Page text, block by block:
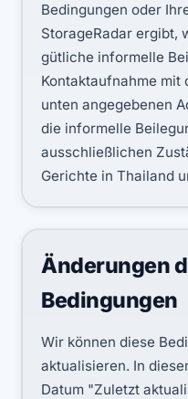
Bedingungen oder
StorageRadar ergibt,
gütliche informelle
Kontaktaufnahme mit
unten angegebenen
die informelle
ausschließlichen
Gerichte in Thailand
Änderungen
Bedingungen
Wir können diese
aktualisieren. In
Datum "Zuletzt